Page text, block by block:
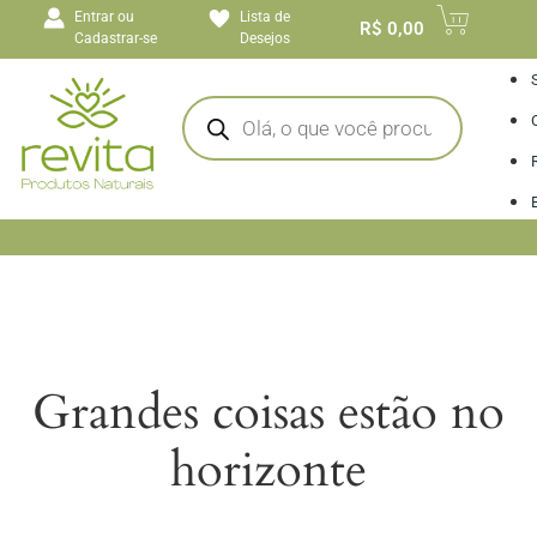
conteúdoEntrar ou
Cadastrar-se
Lista de
Desejos
R$ 0,00
Grandes coisas estão no
horizonte